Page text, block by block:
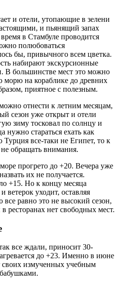
и отели, утопающие в зелени
и пьянящий запах
в Стамбуле проводится
полюбоваться
бы, привычного всем цветка.
набирают экскурсионные
В большинстве мест это можно
морю на кораблике до древних
приятное с полезным.
отнести к летним месяцам,
сезон уже открыт и отели
зиму тосковал по солнцу и
нужно стараться ехать как
все-таки не Египет, то к
обращать внимания.
прогрето до +20. Вечера уже
их не получается.
+15. Но к концу месяца
ветерок уходит, оставляя
все равно это не высокий сезон,
ресторанах нет свободных мест.
все ждали, приносит 30-
до +23. Именно в июне
своих измученных учебным